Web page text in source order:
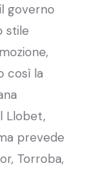
governo
stile
così la
Llobet,
prevede
Torroba,